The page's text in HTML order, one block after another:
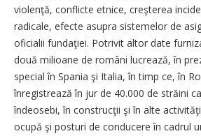
violenţă, conflicte etnice, creşterea
radicale, efecte asupra sistemelor de
oficialii fundaţiei. Potrivit altor date
două milioane de români lucrează, în
special în Spania şi Italia, în timp ce, în
înregistrează în jur de 40.000 de străini
îndeosebi, în construcţii şi în alte
ocupă şi posturi de conducere în cadrul